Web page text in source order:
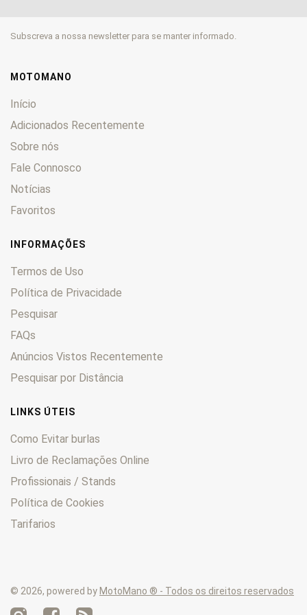
Estrella 0
GPZ 0
GTR
H 0
KDX
KE 0
KEF
KFX
KL 0
KLF 0
KLR 0
KLV
KM 0
KMX
KVF 0
LTD 0
Mach 0
Mojave 0
Mule 0
Ninja
VN 0
0
Subscreva a nossa newsletter para se manter informado.
MOTOMANO
Início
Adicionados Recentemente
Sobre nós
Fale Connosco
Notícias
Favoritos
INFORMAÇÕES
Termos de Uso
Política de Privacidade
Pesquisar
FAQs
Anúncios Vistos Recentemente
Pesquisar por Distância
LINKS ÚTEIS
Como Evitar burlas
Livro de Reclamações Online
Profissionais / Stands
Política de Cookies
Tarifarios
© 2026, powered by MotoMano ® - Todos os direitos reservados